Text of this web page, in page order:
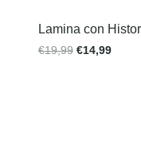
Lamina con
€19,99 €14,99